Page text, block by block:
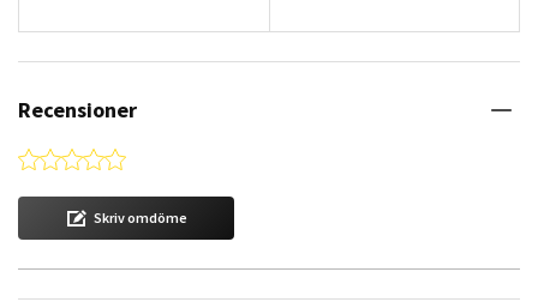
Recensioner
0.0 star rating
Skriv omdöme